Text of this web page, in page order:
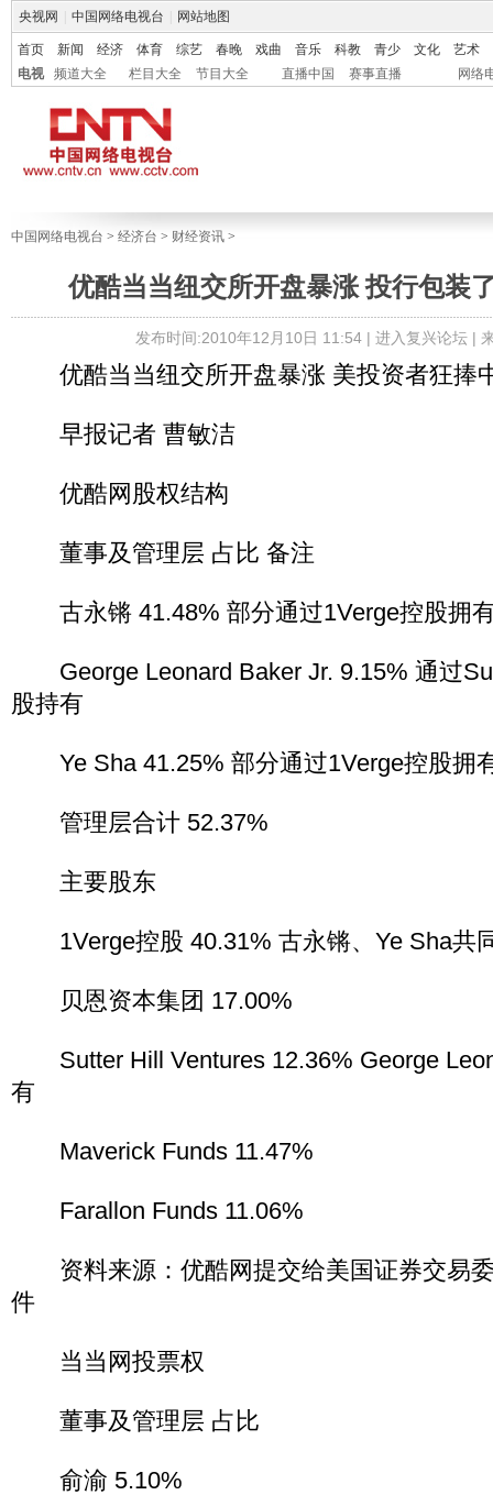
央视网 中国网络电视台 网站地图
首页 新闻 经济 体育 综艺 春晚 戏曲 音乐 科教 青少 文化
艺术
电视
频道大全 栏目大全 节目大全 直播中国 赛事直播 网络
中国网络电视台 > 经济台 > 财经资讯 >
优酷当当纽交所开盘暴涨 投行包装
发布时间:2010年12月10日 11:54 | 进入复兴论坛|
优酷当当纽交所开盘暴涨 美投资者狂捧
早报记者 曹敏洁
优酷网股权结构
董事及管理层 占比 备注
古永锵 41.48% 部分通过1Verge控股拥
George Leonard Baker Jr. 9.15% 通过
股持有
Ye Sha 41.25% 部分通过1Verge控股拥
管理层合计 52.37%
主要股东
1Verge控股 40.31% 古永锵、Ye Sha共
贝恩资本集团 17.00%
Sutter Hill Ventures 12.36% George
有
Maverick Funds 11.47%
Farallon Funds 11.06%
资料来源：优酷网提交给美国证券交易
件
当当网投票权
董事及管理层 占比
俞渝 5.10%